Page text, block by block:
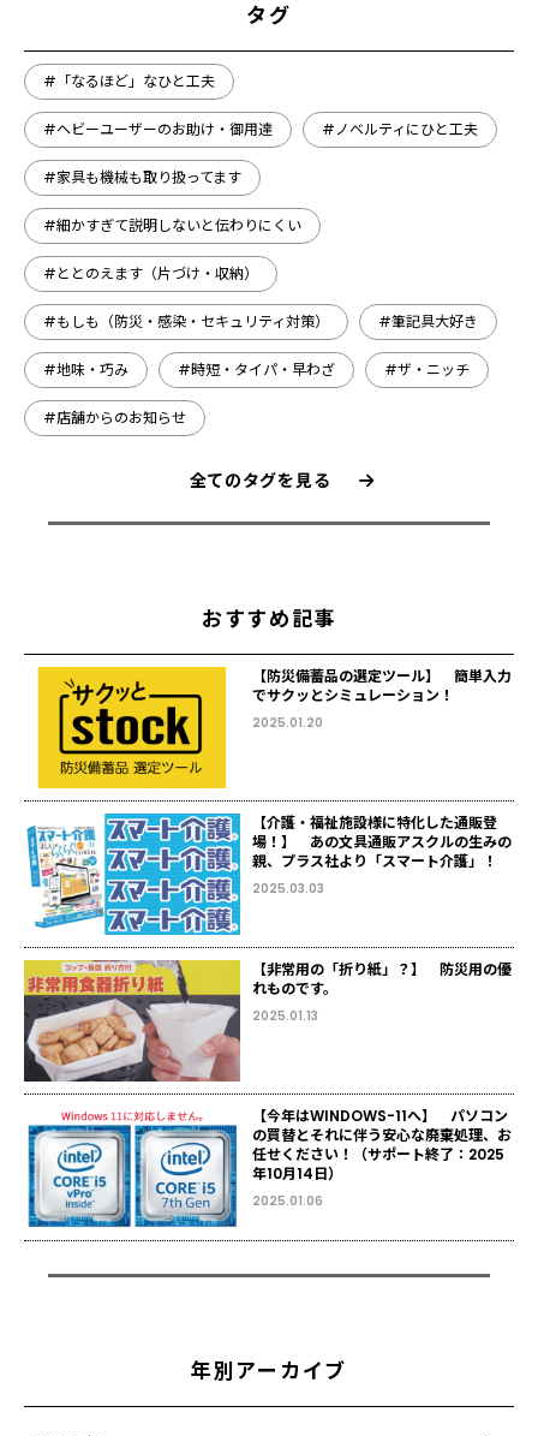
タグ
#「なるほど」なひと工夫
#ヘビーユーザーのお助け・御用達 #ノベルティにひと工夫
#家具も機械も取り扱ってます
#細かすぎて説明しないと伝わりにくい
#ととのえます（片づけ・収納）
#もしも（防災・感染・セキュリティ対策） #筆記具大好き
#地味・巧み #時短・タイパ・早わざ #ザ・ニッチ
#店舗からのお知らせ
全てのタグを見る
おすすめ記事
【防災備蓄品の選定ツール】 簡単入力
でサクッとシミュレーション！
2025.01.20
【介護・福祉施設様に特化した通販登
場！】 あの文具通販アスクルの生みの
親、プラス社より「スマート介護」！
2025.03.03
【非常用の「折り紙」？】 防災用の優
れものです。
2025.01.13
【今年はWINDOWS-11へ】 パソコン
の買替とそれに伴う安心な廃棄処理、お
任せください！（サポート終了：2025
年10月14日）
2025.01.06
年別アーカイブ